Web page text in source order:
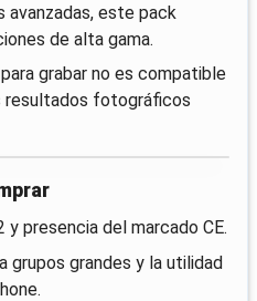
este pack
de alta gama.
grabar no es compatible
resultados fotográficos
presencia del marcado CE.
grupos grandes y la utilidad